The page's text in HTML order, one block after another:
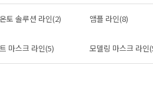
토 솔루션 라인(2) 앰플 라인(8)
마스크 라인(5) 모델링 마스크 라인